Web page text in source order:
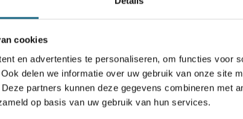
cookies
en advertenties te personaliseren, om functies voor
delen we informatie over uw gebruik van onze site
partners kunnen deze gegevens combineren met
op basis van uw gebruik van hun services.
een gelijkspel) tegen het sterkere
maar goede partij totdat een fout
bord wist Anna-Maja Kazarian haar
eindspel zodat de stand weer